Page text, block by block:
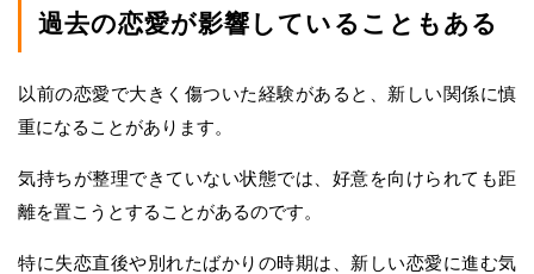
過去の恋愛が影響していることもある
以前の恋愛で大きく傷ついた経験があると、新しい関係に慎
重になることがあります。
気持ちが整理できていない状態では、好意を向けられても距
離を置こうとすることがあるのです。
特に失恋直後や別れたばかりの時期は、新しい恋愛に進む気